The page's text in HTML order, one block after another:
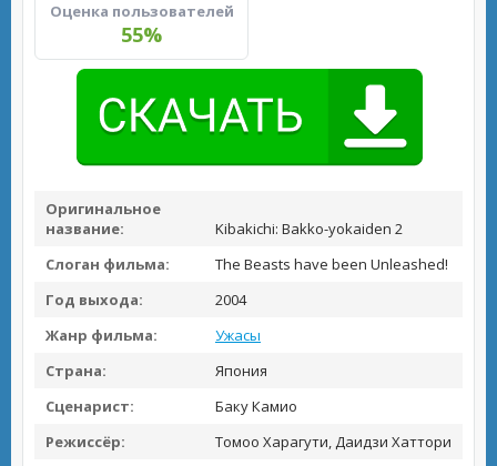
Оценка пользователей
55%
Оригинальное
название:
Kibakichi: Bakko-yokaiden 2
Слоган фильма:
The Beasts have been Unleashed!
Год выхода:
2004
Жанр фильма:
Ужасы
Страна:
Япония
Сценарист:
Баку Камио
Режиссёр:
Томоо Харагути, Даидзи Хаттори